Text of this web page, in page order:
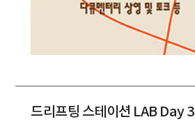
드리프팅 스테이션 LAB Day 3